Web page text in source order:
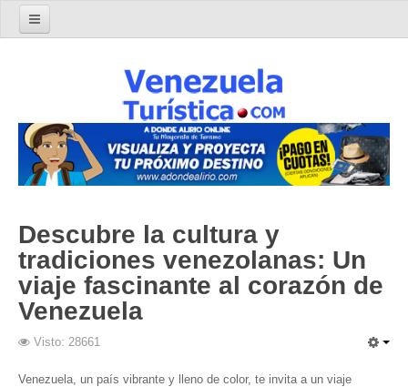
Turismo en Venezuela
Parques Nacionales de Venezuela
Parque Nacional Archipiélago Los Roques
Parque Nacional Canaima
Parque Nacional Henri Pittier y Choroní
Parque Nacional La Cueva del Guácharo
Parque Nacional Laguna de Tacarigua
Parque Nacional Los Médanos de Coro
Parque Nacional Mochima
Parque Nacional Morrocoy
Descubre la cultura y
tradiciones venezolanas: Un
viaje fascinante al corazón de
Venezuela
Visto: 28661
Venezuela, un país vibrante y lleno de color, te invita a un viaje